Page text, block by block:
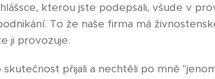
kterou jste podepsali, všude v
To že naše firma má
ji provozuje.
přijali a nechtěli po mně